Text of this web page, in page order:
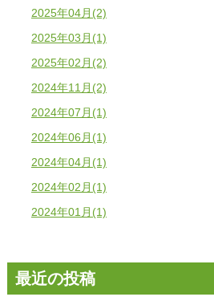
2025年04月(2)
2025年03月(1)
2025年02月(2)
2024年11月(2)
2024年07月(1)
2024年06月(1)
2024年04月(1)
2024年02月(1)
2024年01月(1)
最近の投稿